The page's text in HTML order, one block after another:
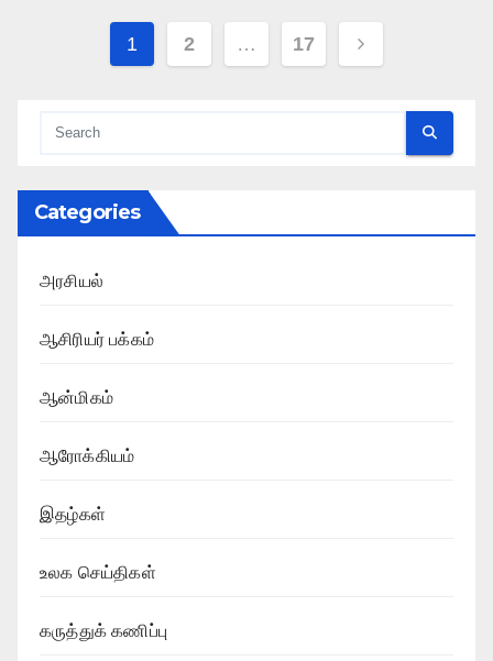
Posts
1 2 … 17
Categories
அரசியல்
ஆசிரியர் பக்கம்
ஆன்மிகம்
ஆரோக்கியம்
இதழ்கள்
உலக செய்திகள்
கருத்துக் கணிப்பு